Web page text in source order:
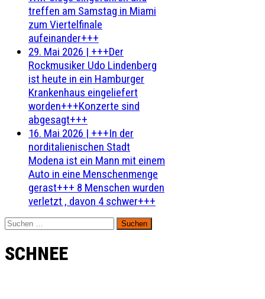
treffen am Samstag in Miami
zum Viertelfinale
aufeinander+++
29. Mai 2026 | +++Der
Rockmusiker Udo Lindenberg
ist heute in ein Hamburger
Krankenhaus eingeliefert
worden+++Konzerte sind
abgesagt+++
16. Mai 2026 | +++In der
norditalienischen Stadt
Modena ist ein Mann mit einem
Auto in eine Menschenmenge
gerast+++ 8 Menschen wurden
verletzt , davon 4 schwer+++
Suchen
nach:
SCHNEE